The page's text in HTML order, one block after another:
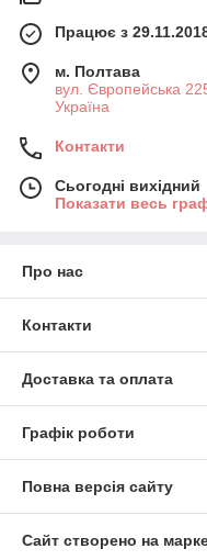
Працює з
м. Полтава
вул. Європейська
Україна
Контакти
Сьогодні вихідний
Показати весь
Про нас
Контакти
Доставка та оплата
Графік роботи
Повна версія сайту
Сайт створено на